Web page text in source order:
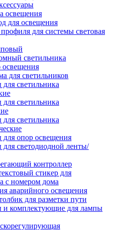
освещения
для освещения
для системы световая
светильника
освещения
для светильников
для светильника
для светильника
для светильника
для опор освещения
для светодиодной ленты/
контроллер
стикер для
с номером дома
аварийного освещения
для разметки пути
и комплектующие для лампы